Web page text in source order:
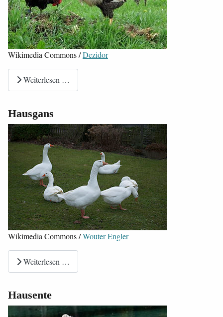
Wikimedia Commons /Dezidor
Weiterlesen …
Hausgans
Wikimedia Commons /Wouter Engler
Weiterlesen …
Hausente